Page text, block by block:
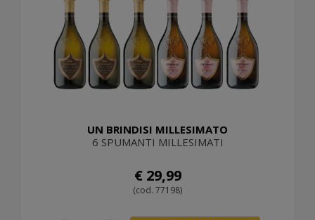
UN BRINDISI MILLESIMATO
6 SPUMANTI MILLESIMATI
€ 29,99
(cod. 77198)